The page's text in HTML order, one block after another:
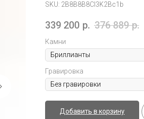
SKU: 2B8B8B8Cl3K2Bc1b
339 200 р. 376 889 р.
Камни
Гравировка
Добавить в корзину